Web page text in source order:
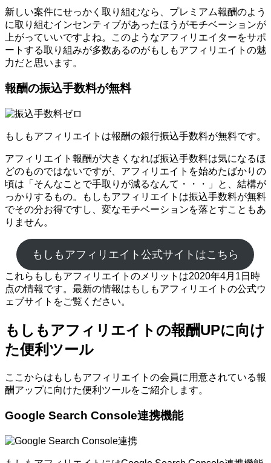
新しい案件にせっかく取り組むなら、プレミアム報酬のよう
に取り組むインセンティブがあったほうがモチベーションが
上がっていいですよね。このようなアフィリエイターをサポ
ートする取り組みが多数あるのがもしもアフィリエイトの魅
力だと思います。
報酬の振込手数料が無料
もしもアフィリエイトは報酬の銀行振込手数料が無料です。
アフィリエイト報酬が大きくなれば振込手数料は気になるほ
どのものではないですが、アフィリエイトを始めたばかりの
頃は「そんなことで手取りが減るなんて・・・」と、結構が
っかりするもの。もしもアフィリエイトは振込手数料が無料
でその分お得ですし、変なモチベーションを落とすこともあ
りません。
もしもアフィリエイト公式サイトはこちら
これらもしもアフィリエイトのメリットは2020年4月1日時
点の情報です。最新の情報はもしもアフィリエイトの公式ウ
ェブサイトをご覧ください。
もしもアフィリエイトの報酬UPに向け
た便利ツール
ここからはもしもアフィリエイトの会員に用意されている報
酬アップに向けた便利ツールをご紹介します。
Google Search Console連携機能